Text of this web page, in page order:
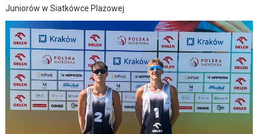
Juniorów w Siatkówce Plażowej